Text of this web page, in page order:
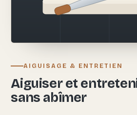
AIGUISAGE & ENTRETIEN
Aiguiser et
sans abîmer